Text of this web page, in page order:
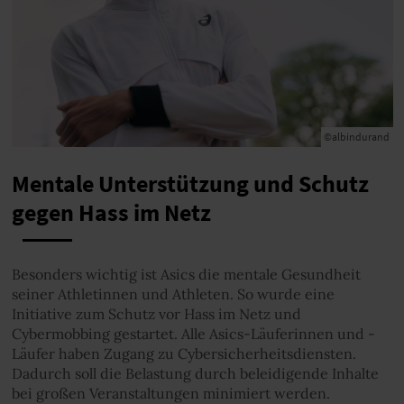
©albindurand
Mentale Unterstützung und Schutz
gegen Hass im Netz
Besonders wichtig ist Asics die mentale Gesundheit
seiner Athletinnen und Athleten. So wurde eine
Initiative zum Schutz vor Hass im Netz und
Cybermobbing gestartet. Alle Asics-Läuferinnen und -
Läufer haben Zugang zu Cybersicherheitsdiensten.
Dadurch soll die Belastung durch beleidigende Inhalte
bei großen Veranstaltungen minimiert werden.